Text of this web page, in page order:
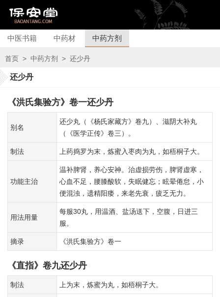
中医书籍 中药材 中药方剂
首页 > 中药方剂 > 还少丹
还少丹
《洪氏集验方》卷一还少丹
别名
还少丸（《杨氏家藏方》卷九）、滋阴大补丸
（《医学正传》卷三）。
制法 上药捣罗为末，炼蜜入枣肉为丸，如梧桐子大。
功能主治
温补脾肾，养心安神。治虚损劳伤，脾肾虚寒，
心血不足，腰膝酸软，失眠健忘；眩晕倦怠，小
便混浊，遗精阳痿，来老先衰，疲乏无力。
用法用量
每服30丸，用温酒、盐汤送下，空腹，日进三
服。
摘录 《洪氏集验方》卷一
《直指》卷九还少丹
制法 上为末，炼蜜为丸，如梧桐子大。